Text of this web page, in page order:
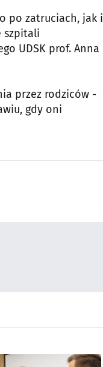
po zatruciach, jak i
szpitali
UDSK prof. Anna
przez rodziców -
gdy oni